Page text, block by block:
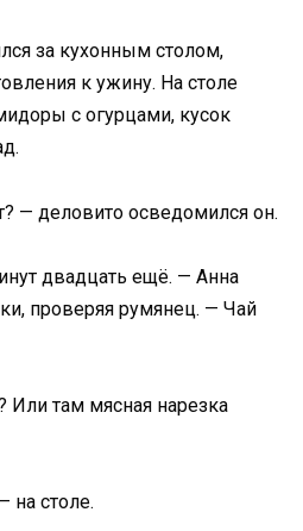
за кухонным столом,
к ужину. На столе
с огурцами, кусок
— деловито осведомился он.
двадцать ещё. — Анна
проверяя румянец. — Чай
Или там мясная нарезка
на столе.